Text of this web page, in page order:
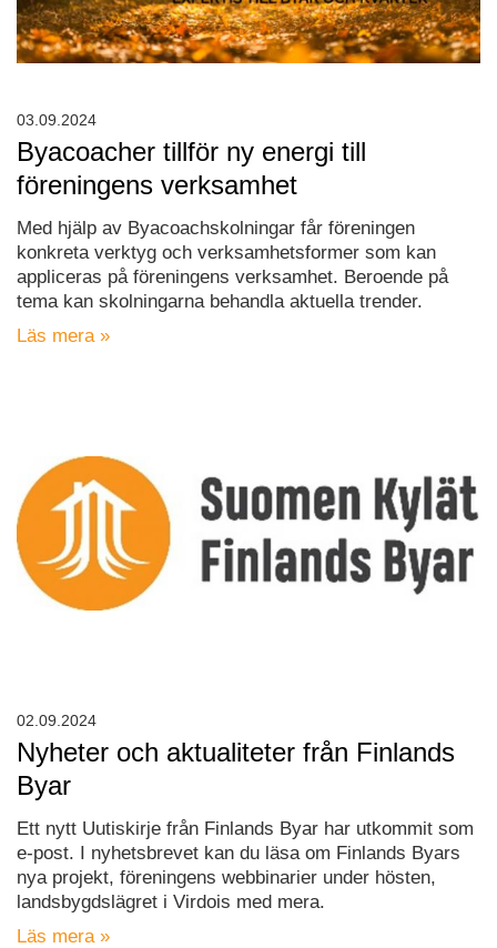
Byacoacher tillför ny energi till
föreningens verksamhet
Med hjälp av Byacoachskolningar får föreningen
konkreta verktyg och verksamhetsformer som kan
appliceras på föreningens verksamhet. Beroende på
tema kan skolningarna behandla aktuella trender.
Läs mera »
03.09.2024
Nyheter och aktualiteter från Finlands
Byar
Ett nytt Uutiskirje från Finlands Byar har utkommit som
e-post. I nyhetsbrevet kan du läsa om Finlands Byars
nya projekt, föreningens webbinarier under hösten,
landsbygdslägret i Virdois med mera.
Läs mera »
02.09.2024